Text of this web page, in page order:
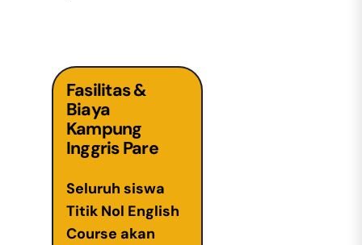
Fasilitas &
Biaya
Kampung
Inggris Pare
Seluruh siswa
Titik Nol English
Course akan